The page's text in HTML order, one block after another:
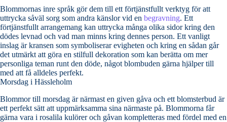
Blommornas inre språk gör dem till ett förtjänstfullt verktyg för att
uttrycka såväl sorg som andra känslor vid en begravning. Ett
förtjänstfullt arrangemang kan uttrycka många olika sidor kring den
dödes levnad och vad man minns kring dennes person. Ett vanligt
inslag är kransen som symboliserar evigheten och kring en sådan går
det utmärkt att göra en stilfull dekoration som kan berätta om mer
personliga teman runt den döde, något blombuden gärna hjälper till
med att få alldeles perfekt.
Morsdag i Hässleholm
Blommor till morsdag är närmast en given gåva och ett blomsterbud är
ett perfekt sätt att uppmärksamma sina närmaste på. Blommorna får
gärna vara i rosalila kulörer och gåvan kompletteras med fördel med en